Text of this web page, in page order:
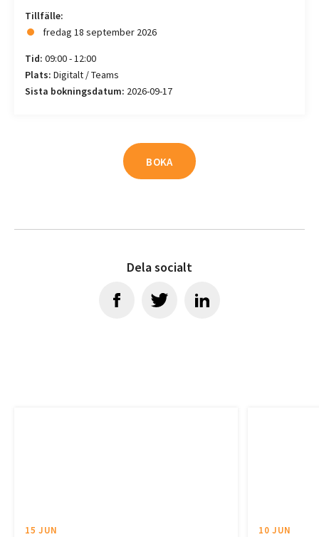
Tillfälle:
fredag 18 september 2026
Tid: 09:00 - 12:00
Plats: Digitalt / Teams
Sista bokningsdatum: 2026-09-17
BOKA
Dela socialt
15 JUN 10 JUN